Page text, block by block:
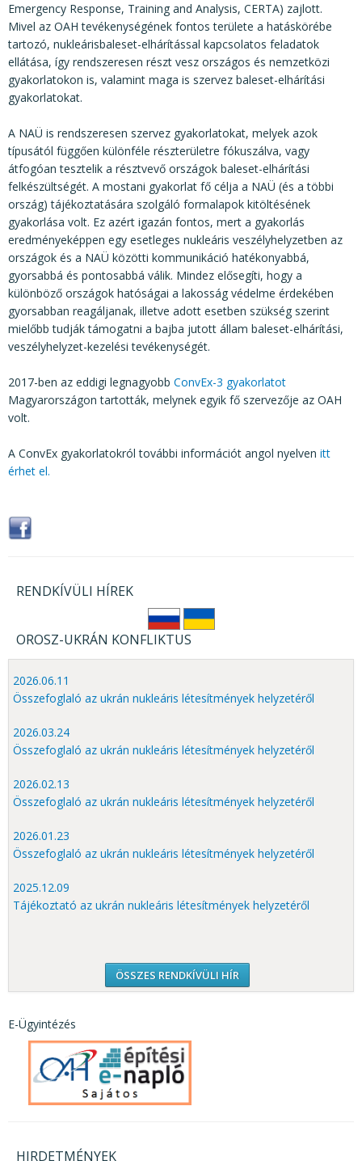
Emergency Response, Training and Analysis, CERTA) zajlott.
Mivel az OAH tevékenységének fontos területe a hatáskörébe
tartozó, nukleárisbaleset-elhárítással kapcsolatos feladatok
ellátása, így rendszeresen részt vesz országos és nemzetközi
gyakorlatokon is, valamint maga is szervez baleset-elhárítási
gyakorlatokat.
A NAÜ is rendszeresen szervez gyakorlatokat, melyek azok
típusától függően különféle részterületre fókuszálva, vagy
átfogóan tesztelik a résztvevő országok baleset-elhárítási
felkészültségét. A mostani gyakorlat fő célja a NAÜ (és a többi
ország) tájékoztatására szolgáló formalapok kitöltésének
gyakorlása volt. Ez azért igazán fontos, mert a gyakorlás
eredményeképpen egy esetleges nukleáris veszélyhelyzetben az
országok és a NAÜ közötti kommunikáció hatékonyabbá,
gyorsabbá és pontosabbá válik. Mindez elősegíti, hogy a
különböző országok hatóságai a lakosság védelme érdekében
gyorsabban reagáljanak, illetve adott esetben szükség szerint
mielőbb tudják támogatni a bajba jutott állam baleset-elhárítási,
veszélyhelyzet-kezelési tevékenységét.
2017-ben az eddigi legnagyobb ConvEx-3 gyakorlatot
Magyarországon tartották, melynek egyik fő szervezője az OAH
volt.
A ConvEx gyakorlatokról további információt angol nyelven itt
érhet el.
RENDKÍVÜLI HÍREK
OROSZ-UKRÁN KONFLIKTUS
2026.06.11
Összefoglaló az ukrán nukleáris létesítmények helyzetéről
2026.03.24
Összefoglaló az ukrán nukleáris létesítmények helyzetéről
2026.02.13
Összefoglaló az ukrán nukleáris létesítmények helyzetéről
2026.01.23
Összefoglaló az ukrán nukleáris létesítmények helyzetéről
2025.12.09
Tájékoztató az ukrán nukleáris létesítmények helyzetéről
ÖSSZES RENDKÍVÜLI HÍR
E-Ügyintézés
HIRDETMÉNYEK